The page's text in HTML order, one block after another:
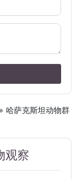
» 哈萨克斯坦动物群
观察